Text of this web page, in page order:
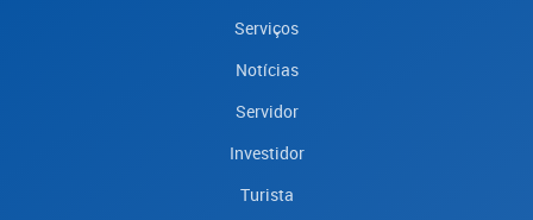
Serviços
Notícias
Servidor
Investidor
Turista